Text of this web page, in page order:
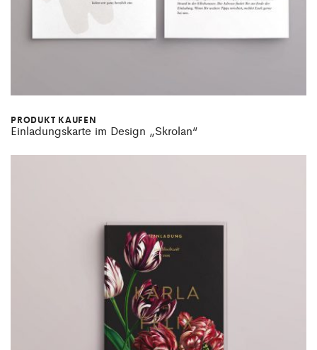
PRODUKT KAUFEN
Einladungskarte im Design „Skrolan“